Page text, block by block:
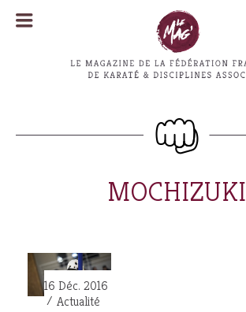
MOCHIZUKI
16 Déc. 2016
Actualité